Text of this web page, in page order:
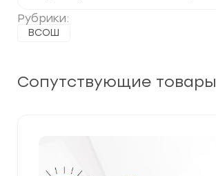
Рубрики:
ВСОШ
Сопутствующие товары